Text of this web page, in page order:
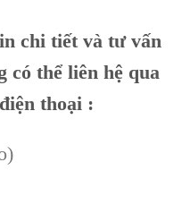
chi tiết và tư vấn
có thể liên hệ qua
thoại :